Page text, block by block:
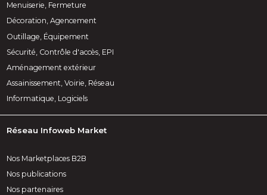
Menuiserie, Fermeture
Décoration, Agencement
Outillage, Équipement
Sécurité, Contrôle d'accès, EPI
Aménagement extérieur
Assainissement, Voirie, Réseau
Informatique, Logiciels
Réseau Infoweb Market
Nos Marketplaces B2B
Nos publications
Nos partenaires